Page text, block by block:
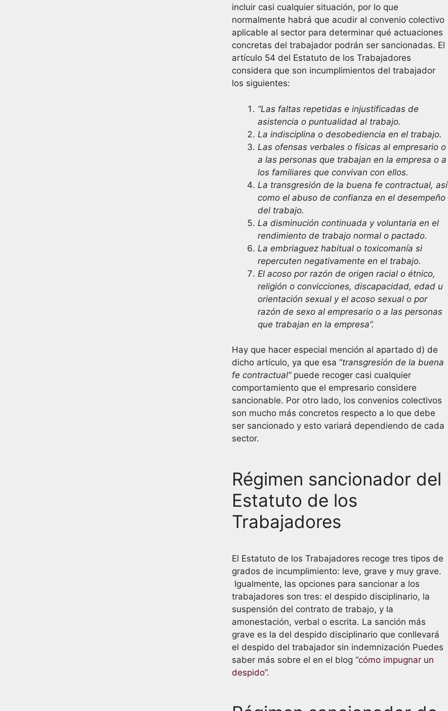
incluir casi cualquier situación, por lo que
normalmente habrá que acudir al convenio colectivo
aplicable al sector para determinar qué actuaciones
concretas del trabajador podrán ser sancionadas. El
artículo 54 del Estatuto de los Trabajadores
considera que son incumplimientos del trabajador
los siguientes:
“Las faltas repetidas e injustificadas de
asistencia o puntualidad al trabajo.
La indisciplina o desobediencia en el trabajo.
Las ofensas verbales o físicas al empresario o
a las personas que trabajan en la empresa o a
los familiares que convivan con ellos.
La transgresión de la buena fe contractual, así
como el abuso de confianza en el desempeño
del trabajo.
La disminución continuada y voluntaria en el
rendimiento de trabajo normal o pactado.
La embriaguez habitual o toxicomanía si
repercuten negativamente en el trabajo.
El acoso por razón de origen racial o étnico,
religión o convicciones, discapacidad, edad u
orientación sexual y el acoso sexual o por
razón de sexo al empresario o a las personas
que trabajan en la empresa”.
Hay que hacer especial mención al apartado d) de
dicho artículo, ya que esa “transgresión de la buena
fe contractual”puede recoger casi cualquier
comportamiento que el empresario considere
sancionable. Por otro lado, los convenios colectivos
son mucho más concretos respecto a lo que debe
ser sancionado y esto variará dependiendo de cada
sector.
Régimen sancionador del
Estatuto de los
Trabajadores
El Estatuto de los Trabajadores recoge tres tipos de
grados de incumplimiento: leve, grave y muy grave.
Igualmente, las opciones para sancionar a los
trabajadores son tres: el despido disciplinario, la
suspensión del contrato de trabajo, y la
amonestación, verbal o escrita. La sanción más
grave es la del despido disciplinario que conllevará
el despido del trabajador sin indemnización Puedes
saber más sobre el en el blog “cómo impugnar un
despido”.